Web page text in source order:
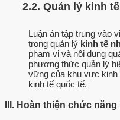
2.2. Quản lý kinh
Luận án tập trung vào
trong quản lý kinh tế
phạm vi và nội dung
phương thức quản lý
vững của khu vực kinh
kinh tế quốc tế.
III. Hoàn thiện chức